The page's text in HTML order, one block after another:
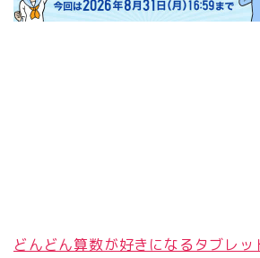
どんどん算数が好きになるタブレッ